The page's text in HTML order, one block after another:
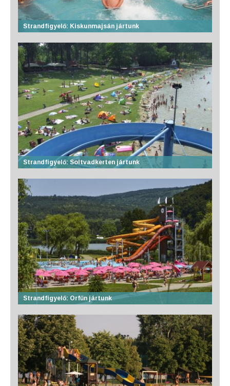
Strandfigyelő: Kiskunmajsán jártunk
Strandfigyelő: Soltvadkerten jártunk
Strandfigyelő: Orfűn jártunk